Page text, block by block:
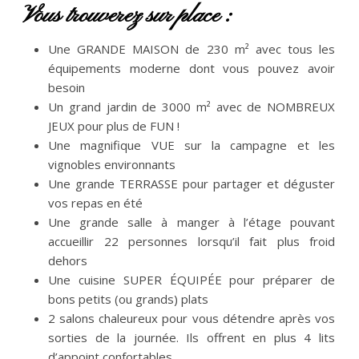
Vous trouverez sur place :
Une GRANDE MAISON de 230 m² avec tous les
équipements moderne dont vous pouvez avoir
besoin
Un grand jardin de 3000 m² avec de NOMBREUX
JEUX pour plus de FUN !
Une magnifique VUE sur la campagne et les
vignobles environnants
Une grande TERRASSE pour partager et déguster
vos repas en été
Une grande salle à manger à l’étage pouvant
accueillir 22 personnes lorsqu’il fait plus froid
dehors
Une cuisine SUPER ÉQUIPÉE pour préparer de
bons petits (ou grands) plats
2 salons chaleureux pour vous détendre après vos
sorties de la journée. Ils offrent en plus 4 lits